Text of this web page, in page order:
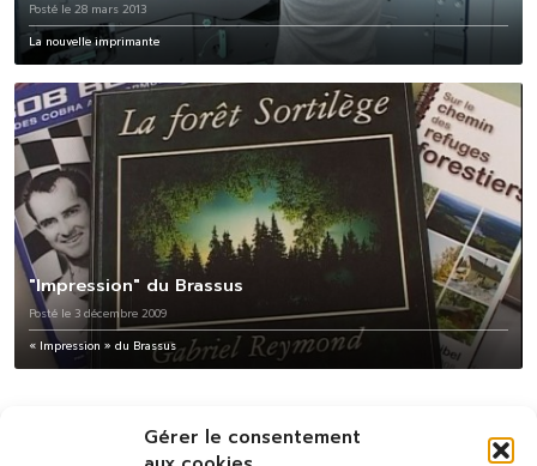
Gérer le consentement
Posté le 28 mars 2013
La nouvelle imprimante
"Impression" du Brassus
Posté le 3 décembre 2009
« Impression » du Brassus